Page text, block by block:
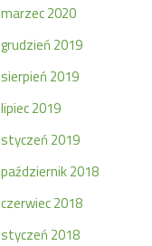
marzec 2020
grudzień 2019
sierpień 2019
lipiec 2019
styczeń 2019
październik 2018
czerwiec 2018
styczeń 2018